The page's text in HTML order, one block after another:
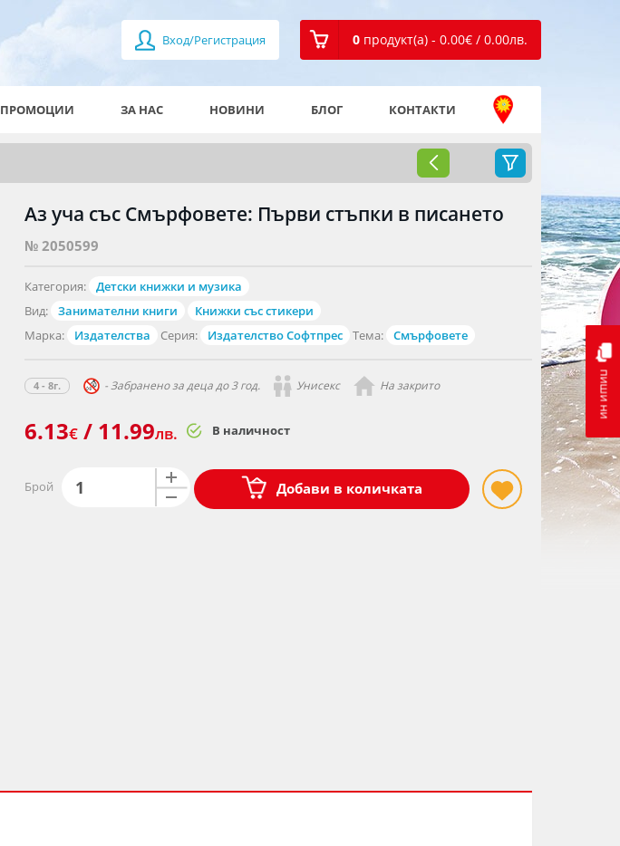
Вход/Регистрация 0 продукт(а) - 0.00€ / 0.00лв.
пиши ни
ПРОМОЦИИ ЗА НАС НОВИНИ БЛОГ КОНТАКТИ
Аз уча със Смърфовете: Първи стъпки в писането
№ 2050599
Категория:
Детски книжки и музика
Вид:
Занимателни книги
Книжки със стикери
Марка:
Издателства Серия: Издателство Софтпрес Тема: Смърфовете
4 - 8г. - Забранено за деца до 3 год. Унисекс На закрито
6.13€ / 11.99лв. В наличност
Брой Добави в количката